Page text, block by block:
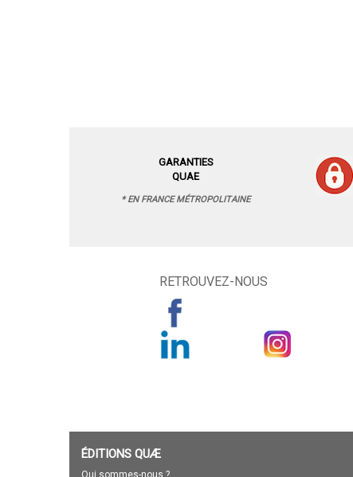
GARANTIES
QUAE
* EN FRANCE MÉTROPOLITAINE
RETROUVEZ-NOUS
ÉDITIONS QUÆ
Qui sommes-nous ?